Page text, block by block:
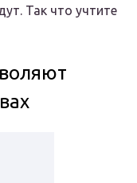
Так что учтите